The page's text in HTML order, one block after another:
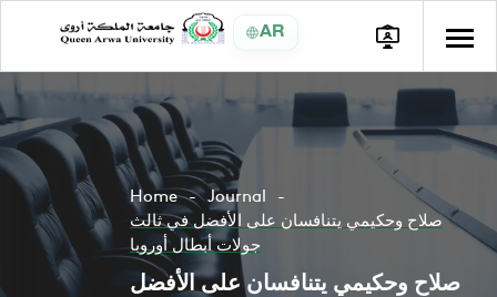
AR
Home
Journal
صلاح وحكيمي يتنافسان على الأفضل في ثالث
جولات أبطال أوروبا
صلاح وحكيمي يتنافسان على الأفضل